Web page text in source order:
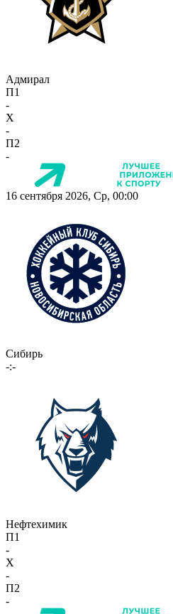
Адмирал
П1
-
X
-
П2
-
16 сентября 2026, Ср, 00:00
Сибирь
-:-
Нефтехимик
П1
-
X
-
П2
-